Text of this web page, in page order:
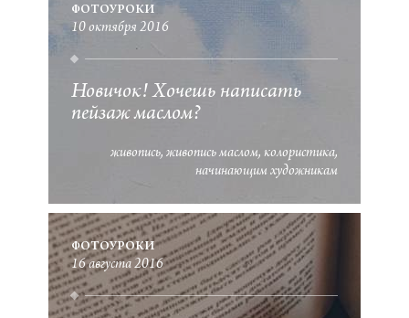
ФОТОУРОКИ
10 октября 2016
Новичок! Хочешь написать
пейзаж маслом?
живопись живопись маслом колористика
начинающим художникам
ФОТОУРОКИ
16 августа 2016